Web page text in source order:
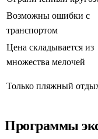
Возможны ошибки с
транспортом
Цена складывается из
множества мелочей
Только пляжный
Программы